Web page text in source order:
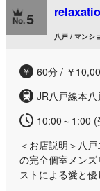
いたします。お
トリートメント
5
八戸 / マンシ
60分 / ￥
JR八戸線本八
10:00～1:00
＜お店説明＞ 八
の完全個室メン
ストによる愛と